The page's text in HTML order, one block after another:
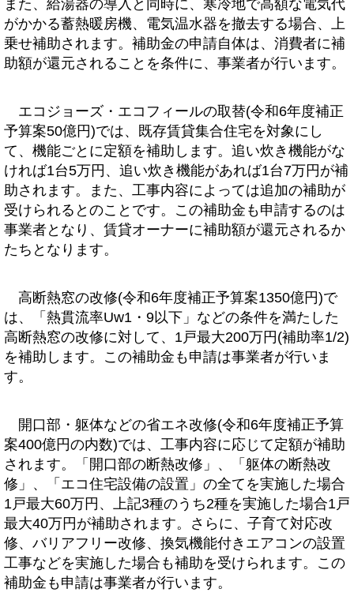
また、給湯器の導入と同時に、寒冷地で高額な電気代
がかかる蓄熱暖房機、電気温水器を撤去する場合、上
乗せ補助されます。補助金の申請自体は、消費者に補
助額が還元されることを条件に、事業者が行います。
エコジョーズ・エコフィールの取替(令和6年度補正
予算案50億円)では、既存賃貸集合住宅を対象にし
て、機能ごとに定額を補助します。追い炊き機能がな
ければ1台5万円、追い炊き機能があれば1台7万円が補
助されます。また、工事内容によっては追加の補助が
受けられるとのことです。この補助金も申請するのは
事業者となり、賃貸オーナーに補助額が還元されるか
たちとなります。
高断熱窓の改修(令和6年度補正予算案1350億円)で
は、「熱貫流率Uw1・9以下」などの条件を満たした
高断熱窓の改修に対して、1戸最大200万円(補助率1/2)
を補助します。この補助金も申請は事業者が行いま
す。
開口部・躯体などの省エネ改修(令和6年度補正予算
案400億円の内数)では、工事内容に応じて定額が補助
されます。「開口部の断熱改修」、「躯体の断熱改
修」、「エコ住宅設備の設置」の全てを実施した場合
1戸最大60万円、上記3種のうち2種を実施した場合1戸
最大40万円が補助されます。さらに、子育て対応改
修、バリアフリー改修、換気機能付きエアコンの設置
工事などを実施した場合も補助を受けられます。この
補助金も申請は事業者が行います。